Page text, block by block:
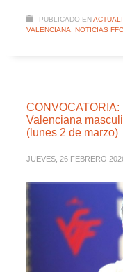
PUBLICADO EN
VALENCIANA
NOTICIAS
Valenciana
(lunes 2 de marzo)
JUEVES, 26 FEBRERO